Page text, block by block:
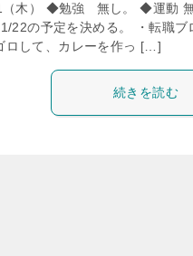
（木） ◆勉強 無し。 ◆運動
22の予定を決める。 ・転職ブ
ロして、カレーを作っ […]
続きを読む